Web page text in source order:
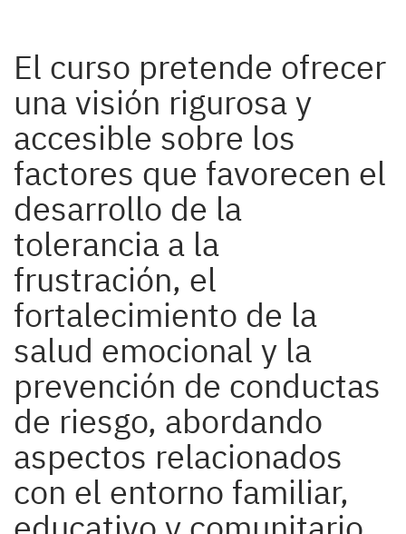
El curso pretende ofrecer
una visión rigurosa y
accesible sobre los
factores que favorecen el
desarrollo de la
tolerancia a la
frustración, el
fortalecimiento de la
salud emocional y la
prevención de conductas
de riesgo, abordando
aspectos relacionados
con el entorno familiar,